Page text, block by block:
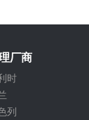
厂商
时
列